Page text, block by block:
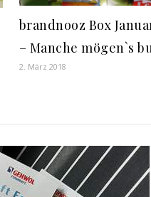
brandnooz Box
– Manche mögen`s
2. März 2018